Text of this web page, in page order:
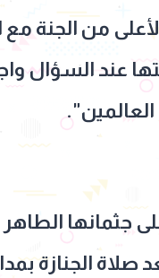
من الجنة مع
عند السؤال
العالمين".
جثمانها
بعد صلاة